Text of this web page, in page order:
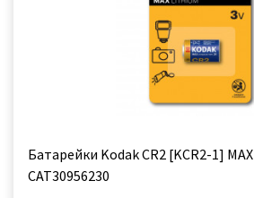
Батарейки Kodak CR2 [KCR2-1]
CAT30956230